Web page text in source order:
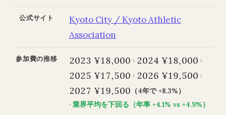
公式サイト
Kyoto City / Kyoto Athletic
Association
参加費の推移 2023 ¥18,000
2024 ¥18,000
2025 ¥17,500
2026 ¥19,500
2027 ¥19,500 （4年で +8.3%）
· 業界平均を下回る（年率 +4.1% vs +4.9%）